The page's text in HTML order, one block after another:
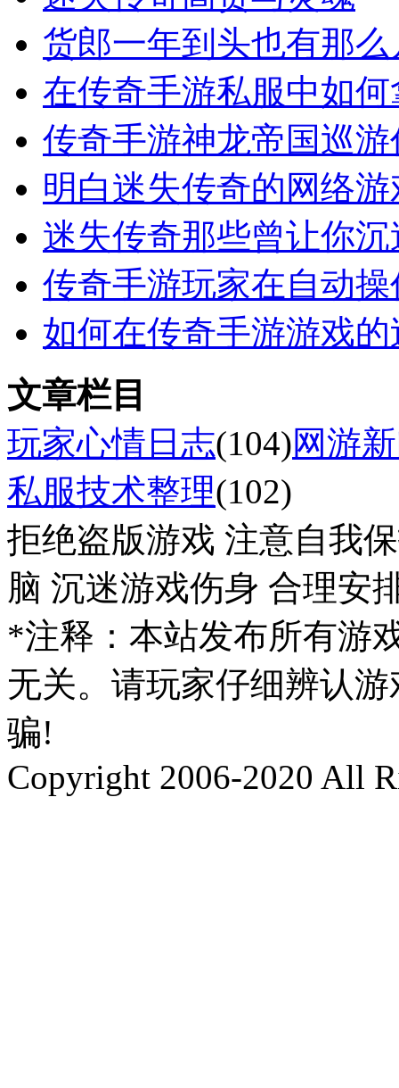
货郎一年到头也有那
在传奇手游私服中如
传奇手游神龙帝国巡
明白迷失传奇的网络
迷失传奇那些曾让你
传奇手游玩家在自动
如何在传奇手游游戏
文章栏目
玩家心情日志(104)网游
私服技术整理(102)
拒绝盗版游戏 注意自我
脑 沉迷游戏伤身 合理安
*注释：本站发布所有游
无关。请玩家仔细辨认
骗!
Copyright 2006-2020 All